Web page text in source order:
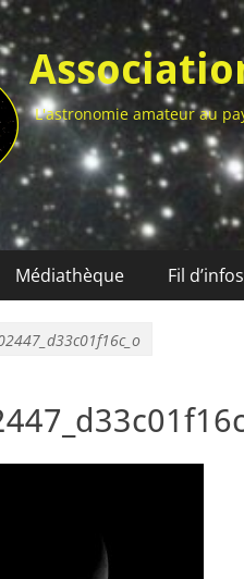
L'astronomie amateur au
Médiathèque Fil d’infos